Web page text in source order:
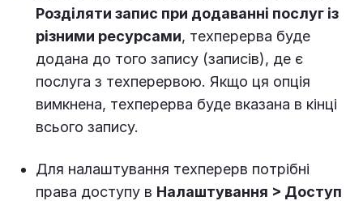
Розділяти запис при додаванні послуг із
різними ресурсами, техперерва буде
додана до того запису (записів), де є
послуга з техперервою. Якщо ця опція
вимкнена, техперерва буде вказана в кінці
всього запису.
Для налаштування техперерв потрібні
права доступу в Налаштування > Доступ